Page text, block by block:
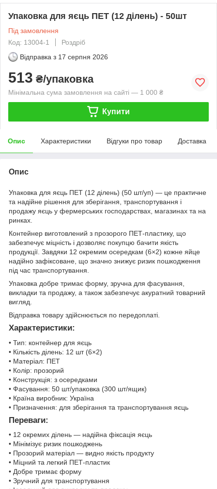
Упаковка для яєць ПЕТ (12 ділень) - 50шт
Під замовлення
Код: 13004-1
Роздріб
Відправка з 17 серпня 2026
513 ₴/упаковка
Мінімальна сума замовлення на сайті — 1 000 ₴
Купити
Опис Характеристики Відгуки про товар Доставка
Опис
Упаковка для яєць ПЕТ (12 ділень) (50 шт/уп) — це практичне
та надійне рішення для зберігання, транспортування і
продажу яєць у фермерських господарствах, магазинах та на
ринках.
Контейнер виготовлений з прозорого ПЕТ-пластику, що
забезпечує міцність і дозволяє покупцю бачити якість
продукції. Завдяки 12 окремим осередкам (6×2) кожне яйце
надійно зафіксоване, що значно знижує ризик пошкодження
під час транспортування.
Упаковка добре тримає форму, зручна для фасування,
викладки та продажу, а також забезпечує акуратний товарний
вигляд.
Відправка товару здійснюється по передоплаті.
Характеристики:
• Тип: контейнер для яєць
• Кількість ділень: 12 шт (6×2)
• Матеріал: ПЕТ
• Колір: прозорий
• Конструкція: з осередками
• Фасування: 50 шт/упаковка (300 шт/ящик)
• Країна виробник: Україна
• Призначення: для зберігання та транспортування яєць
Переваги:
• 12 окремих ділень — надійна фіксація яєць
• Мінімізує ризик пошкоджень
• Прозорий матеріал — видно якість продукту
• Міцний та легкий ПЕТ-пластик
• Добре тримає форму
• Зручний для транспортування